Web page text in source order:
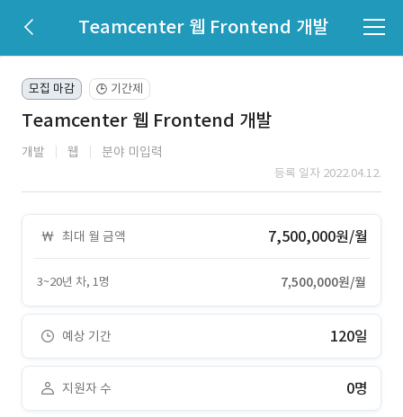
Teamcenter 웹 Frontend 개발
모집 마감 🕒 기간제
Teamcenter 웹 Frontend 개발
개발 웹 분야 미입력
등록 일자 2022.04.12.
최대 월 금액 7,500,000원/월
3~20년 차, 1명 7,500,000원/월
예상 기간 120일
지원자 수 0명